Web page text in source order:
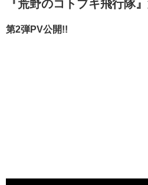
『荒野のコトブキ飛行隊
第2弾PV公開!!